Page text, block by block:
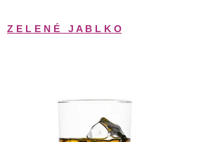
Z E L E N É J A B L K O